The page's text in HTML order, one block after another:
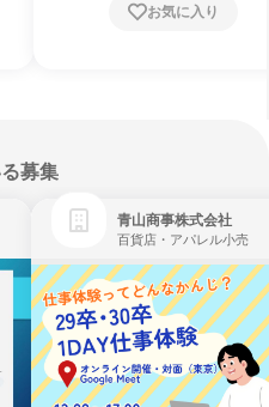
お気に入り
募集
青山商事株式会社
百貨店・アパレル小売